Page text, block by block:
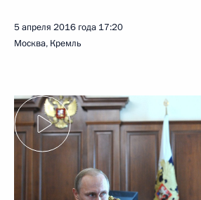
5 апреля 2016 года 17:20
Москва, Кремль